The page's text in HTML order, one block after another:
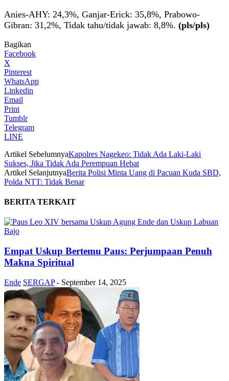
Anies-AHY: 24,3%, Ganjar-Erick: 35,8%, Prabowo-
Gibran: 31,2%, Tidak tahu/tidak jawab: 8,8%. (pls/pls)
Bagikan
Facebook
X
Pinterest
WhatsApp
Linkedin
Email
Print
Tumblr
Telegram
LINE
Artikel SebelumnyaKapolres Nagekeo: Tidak Ada Laki-Laki
Sukses, Jika Tidak Ada Perempuan Hebat
Artikel SelanjutnyaBerita Polisi Minta Uang di Pacuan Kuda SBD,
Polda NTT: Tidak Benar
BERITA TERKAIT
Empat Uskup Bertemu Paus: Perjumpaan Penuh
Makna Spiritual
Ende SERGAP - September 14, 2025